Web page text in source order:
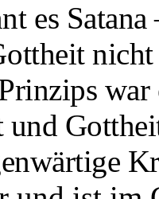
es